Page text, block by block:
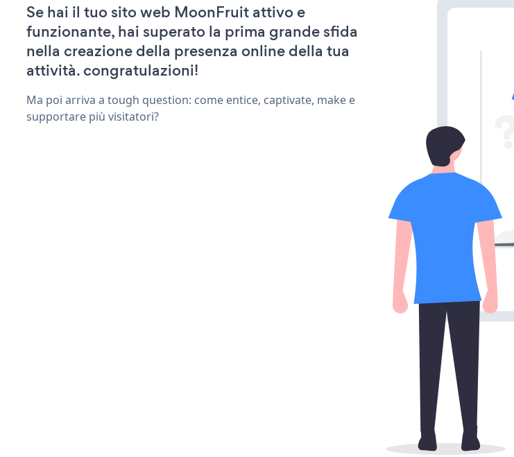
Se hai il tuo sito web MoonFruit attivo e
funzionante, hai superato la prima grande sfida
nella creazione della presenza online della tua
attività. congratulazioni!
Ma poi arriva a tough question: come entice, captivate, make e
supportare più visitatori?